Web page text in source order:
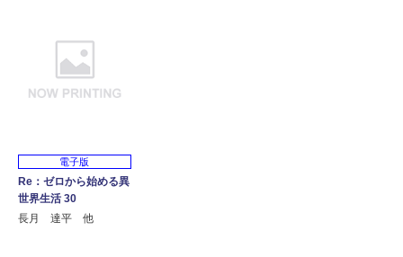
電子版
Re：ゼロから始める異
世界生活 30
長月 達平 他